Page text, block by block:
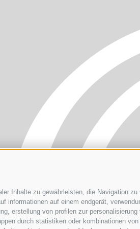
Inhalte zu gewährleisten, die Navigation zu
informationen auf einem endgerät,
erstellung von profilen zur personalisierung
durch statistiken oder kombinationen von